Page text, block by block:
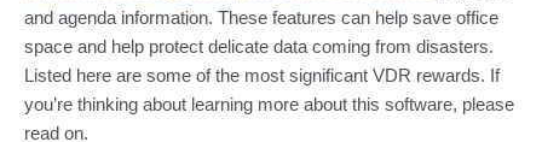
and agenda information. These features can help save office
space and help protect delicate data coming from disasters.
Listed here are some of the most significant VDR rewards. If
you’re thinking about learning more about this software, please
read on.